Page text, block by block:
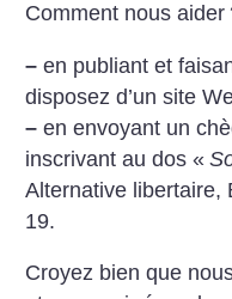
Comment nous aider
– en publiant et
disposez d’un site
– en envoyant un
inscrivant au dos «
Alternative libertaire,
19.
Croyez bien que